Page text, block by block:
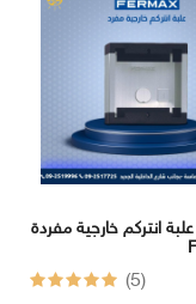
علبة انتركم خارجية مفردة F08951
(5)